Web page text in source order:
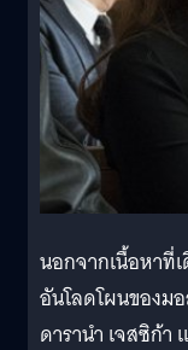
นอกจากเนื้อหาที่
อันโลดโผนของม
ดารานำ เจสซิก้า